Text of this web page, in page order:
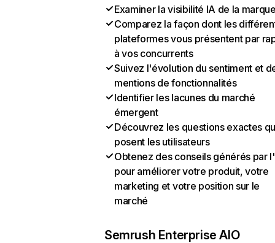
Examiner la visibilité IA de la
Comparez la façon dont les
plateformes vous présentent par
à vos concurrents
Suivez l'évolution du sentiment et
mentions de fonctionnalités
Identifier les lacunes du marché
émergent
Découvrez les questions exactes
posent les utilisateurs
Obtenez des conseils générés par
pour améliorer votre produit, votre
marketing et votre position sur le
marché
Semrush Enterprise AIO